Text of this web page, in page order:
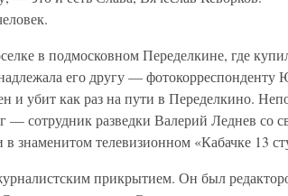
в подмосковном Переделкине, где
его другу —
и убит как раз на пути в Переделкино.
— сотрудник разведки Валерий Леднев со
в знаменитом телевизионном «Кабачке 13
прикрытием. Он был